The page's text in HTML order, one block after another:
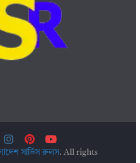
সার্ভিস রুলস. All rights